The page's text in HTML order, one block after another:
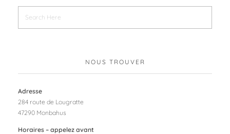
NOUS TROUVER
Adresse
284 route de Lougratte
47290 Monbahus
Horaires – appelez avant